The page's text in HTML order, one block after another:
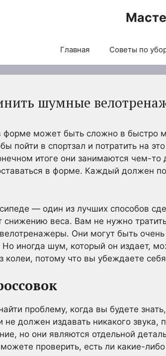
Главная Советы по
шумные
форме может быть сложно в быстро
пойти в спортзал и потратить на
итоге они занимаются чем-
в форме. Каждый должен
— один из лучших способов
снижению веса. Вам не нужно
велотренажеры. Они могут быть
Но иногда шум, который он издает,
колеи, потому что вы убеждаете
проблему, когда вы будете
не должен издавать никакого
но они являются отдельной
проверить, есть ли какие-